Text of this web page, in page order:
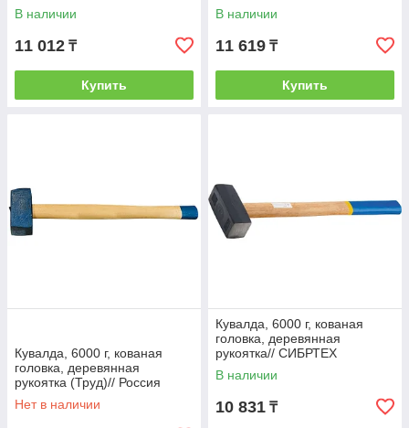
В наличии
11 012 ₸
Купить
В наличии
11 619 ₸
Купить
Кувалда, 6000 г, кованая
головка, деревянная
рукоятка (Труд)// Россия
Нет в наличии
Кувалда, 6000 г, кованая
головка, деревянная
рукоятка// СИБРТЕХ
В наличии
10 831 ₸